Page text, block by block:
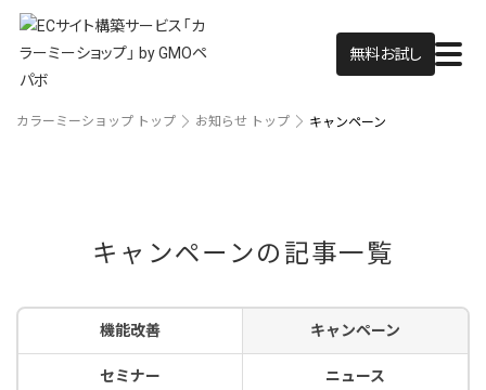
無料お試し
カラーミーショップ トップ お知らせ トップ キャンペーン
キャンペーンの記事一覧
機能改善 キャンペーン
セミナー ニュース